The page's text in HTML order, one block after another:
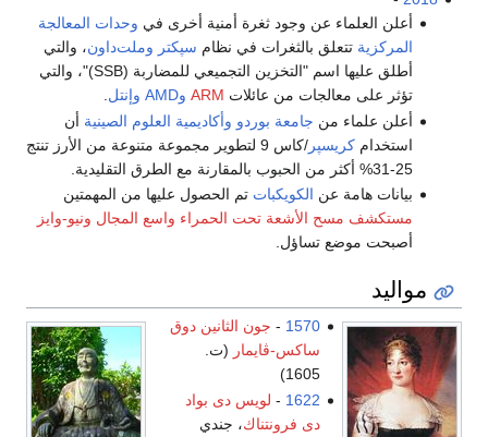
وجود ثغرة أمنية أخرى في وحدات المعالجة
بالثغرات في نظامسپكتر وملت‌داون، والتي
أطلق عليها اسم "التخزين التجميعي للمضاربة (SSB)"، والتي
من عائلاتARM وAMD وإنتل.
جامعة بوردو وأكاديمية العلوم الصينية أن
/كاس 9 لتطوير مجموعة متنوعة من الأرز تنتج
الكويكباتتم الحصول عليها من المهمتين
تحت الحمراء واسع المجال ونيو-وايز
1570
-جون الثانين دوق
ساكس-ڤايمار(ت.
-لويس دى بواد
دى فرونتناك، جندي